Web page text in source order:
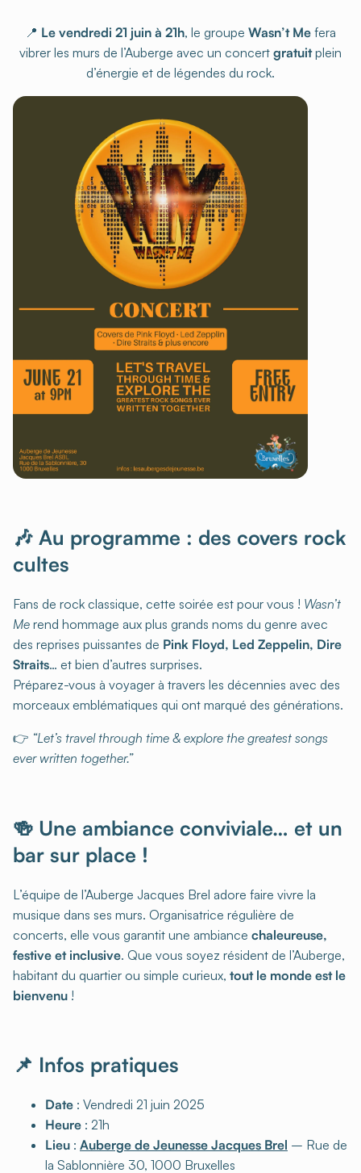
📍 Le vendredi 21 juin à 21h, le groupe Wasn’t Me fera
vibrer les murs de l’Auberge avec un concert gratuitplein
d’énergie et de légendes du rock.
🎶 Au programme : des covers rock
cultes
Fans de rock classique, cette soirée est pour vous ! Wasn’t
Me rend hommage aux plus grands noms du genre avec
des reprises puissantes de Pink Floyd, Led Zeppelin, Dire
Straits… et bien d’autres surprises.
Préparez-vous à voyager à travers les décennies avec des
morceaux emblématiques qui ont marqué des générations.
👉 “Let’s travel through time & explore the greatest songs
ever written together.”
🍻 Une ambiance conviviale… et un
bar sur place !
L’équipe de l’Auberge Jacques Brel adore faire vivre la
musique dans ses murs. Organisatrice régulière de
concerts, elle vous garantit une ambiance chaleureuse,
festive et inclusive. Que vous soyez résident de l’Auberge,
habitant du quartier ou simple curieux, tout le monde est le
bienvenu !
📌 Infos pratiques
Date : Vendredi 21 juin 2025
Heure : 21h
Lieu : Auberge de Jeunesse Jacques Brel – Rue de
la Sablonnière 30, 1000 Bruxelles